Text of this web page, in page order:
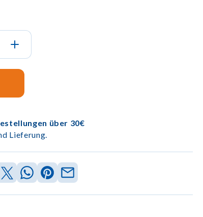
über 30€
Lieferung.